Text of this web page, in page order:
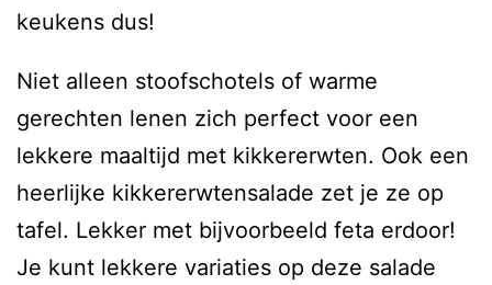
keukens dus!
Niet alleen stoofschotels of warme
gerechten lenen zich perfect voor een
lekkere maaltijd met kikkererwten. Ook een
heerlijke kikkererwtensalade zet je ze op
tafel. Lekker met bijvoorbeeld feta erdoor!
Je kunt lekkere variaties op deze salade